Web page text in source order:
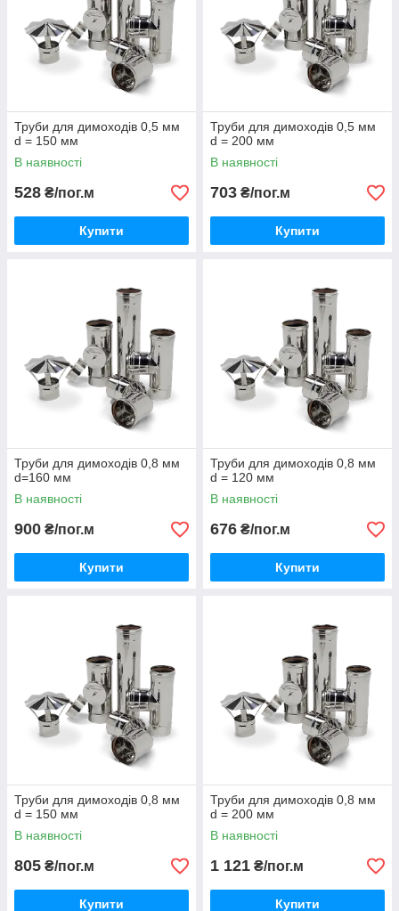
Труби для димоходів 0,5 мм
d = 150 мм
В наявності
528 ₴/пог.м
Купити
Труби для димоходів 0,5 мм
d = 200 мм
В наявності
703 ₴/пог.м
Купити
Труби для димоходів 0,8 мм
d=160 мм
В наявності
900 ₴/пог.м
Купити
Труби для димоходів 0,8 мм
d = 120 мм
В наявності
676 ₴/пог.м
Купити
Труби для димоходів 0,8 мм
d = 150 мм
В наявності
805 ₴/пог.м
Купити
Труби для димоходів 0,8 мм
d = 200 мм
В наявності
1 121 ₴/пог.м
Купити